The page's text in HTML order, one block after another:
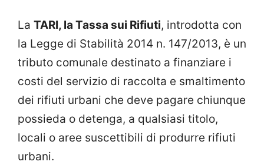
La TARI, la Tassa sui Rifiuti, introdotta con
la Legge di Stabilità 2014 n. 147/2013, è un
tributo comunale destinato a finanziare i
costi del servizio di raccolta e smaltimento
dei rifiuti urbani che deve pagare chiunque
possieda o detenga, a qualsiasi titolo,
locali o aree suscettibili di produrre rifiuti
urbani.